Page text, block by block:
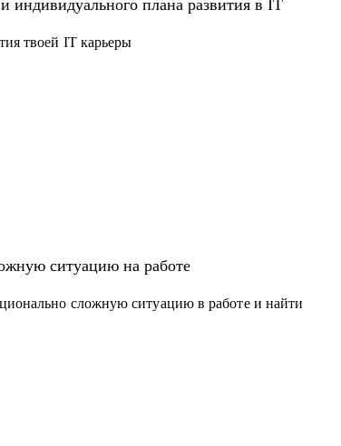
индивидуального плана развития в IT
твоей IT карьеры
ситуацию на работе
сложную ситуацию в работе и найти